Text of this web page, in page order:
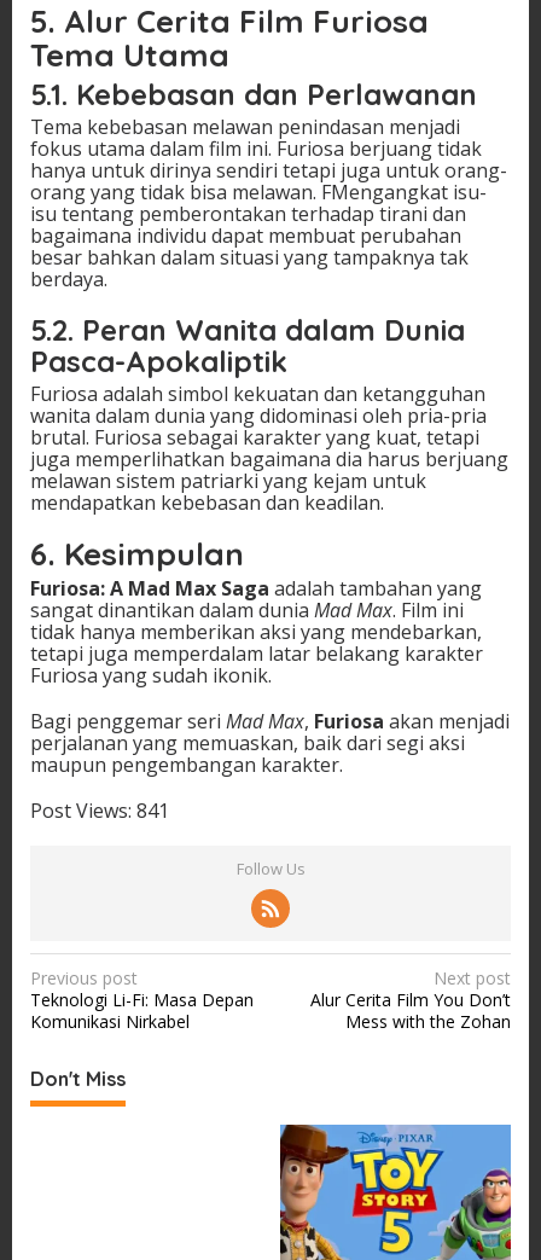
5. Alur Cerita Film Furiosa
Tema Utama
5.1. Kebebasan dan Perlawanan
Tema kebebasan melawan penindasan menjadi
fokus utama dalam film ini. Furiosa berjuang tidak
hanya untuk dirinya sendiri tetapi juga untuk orang-
orang yang tidak bisa melawan. FMengangkat isu-
isu tentang pemberontakan terhadap tirani dan
bagaimana individu dapat membuat perubahan
besar bahkan dalam situasi yang tampaknya tak
berdaya.
5.2. Peran Wanita dalam Dunia
Pasca-Apokaliptik
Furiosa adalah simbol kekuatan dan ketangguhan
wanita dalam dunia yang didominasi oleh pria-pria
brutal. Furiosa sebagai karakter yang kuat, tetapi
juga memperlihatkan bagaimana dia harus berjuang
melawan sistem patriarki yang kejam untuk
mendapatkan kebebasan dan keadilan.
6. Kesimpulan
Furiosa: A Mad Max Saga adalah tambahan yang
sangat dinantikan dalam dunia Mad Max. Film ini
tidak hanya memberikan aksi yang mendebarkan,
tetapi juga memperdalam latar belakang karakter
Furiosa yang sudah ikonik.
Bagi penggemar seri Mad Max, Furiosa akan menjadi
perjalanan yang memuaskan, baik dari segi aksi
maupun pengembangan karakter.
Post Views: 841
Follow Us
P
o
t
n
Previous post
Teknologi Li-Fi: Masa Depan
Komunikasi Nirkabel
Next post
Alur Cerita Film You Don’t
Mess with the Zohan
Don't Miss